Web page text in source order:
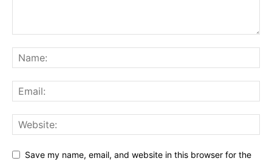
Save my name, email, and website in this browser for the